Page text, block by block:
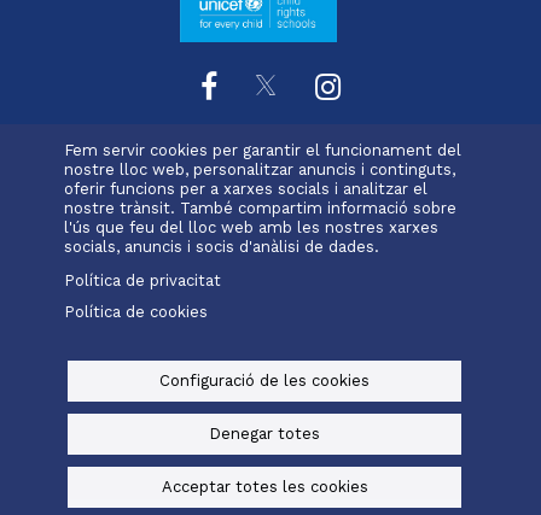
Fem servir cookies per garantir el funcionament del
nostre lloc web, personalitzar anuncis i continguts,
oferir funcions per a xarxes socials i analitzar el
nostre trànsit. També compartim informació sobre
l'ús que feu del lloc web amb les nostres xarxes
socials, anuncis i socis d'anàlisi de dades.
Política de privacitat
Política de cookies
Configuració de les cookies
Denegar totes
Acceptar totes les cookies
Menu
footer
valldemia
L'escola Projecte educatiu
Oferta educativa
Serveis i extraescolars
Calendari
Pastoral
Matrícula
Alexia
Office 365
© Maristes Catalunya, 2025
Avís legal, política de privacitat i cookies
Baked byDigital Bakers